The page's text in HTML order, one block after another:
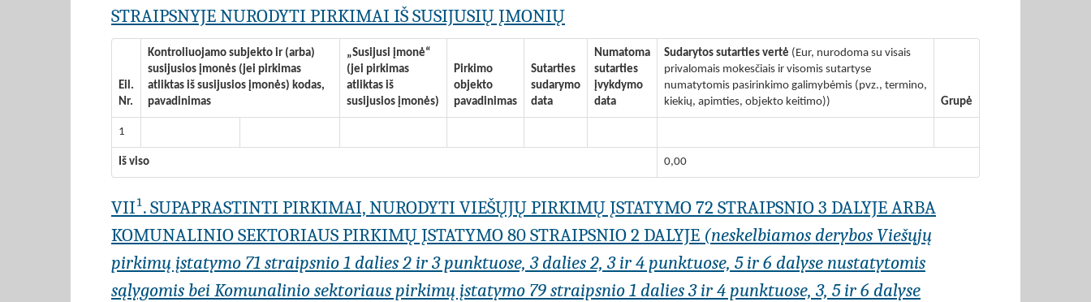
STRAIPSNYJE NURODYTI PIRKIMAI IŠ SUSIJUSIŲ ĮMONIŲ
Eil.
Nr.
Kontroliuojamo subjekto ir (arba)
susijusios įmonės (jei pirkimas
atliktas iš susijusios įmonės) kodas,
pavadinimas
„Susijusi įmonė“
(jei pirkimas
atliktas iš
susijusios įmonės)
Pirkimo
objekto
pavadinimas
Sutarties
sudarymo
data
Numatoma
sutarties
įvykdymo
data
Sudarytos sutarties vertė (Eur, nurodoma su visais
privalomais mokesčiais ir visomis sutartyse
numatytomis pasirinkimo galimybėmis (pvz., termino,
kiekių, apimties, objekto keitimo))
Grupė
1
Iš viso 0,00
VII¹. SUPAPRASTINTI PIRKIMAI, NURODYTI VIEŠŲJŲ PIRKIMŲ ĮSTATYMO 72 STRAIPSNIO 3 DALYJE ARBA
KOMUNALINIO SEKTORIAUS PIRKIMŲ ĮSTATYMO 80 STRAIPSNIO 2 DALYJE (neskelbiamos derybos Viešųjų
pirkimų įstatymo 71 straipsnio 1 dalies 2 ir 3 punktuose, 3 dalies 2, 3 ir 4 punktuose, 5 ir 6 dalyse nustatytomis
sąlygomis bei Komunalinio sektoriaus pirkimų įstatymo 79 straipsnio 1 dalies 3 ir 4 punktuose, 3, 5 ir 6 dalyse